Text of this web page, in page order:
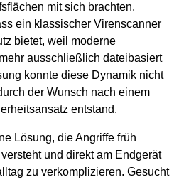
mit sich brachten.
ein klassischer Virenscanner
bietet, weil moderne
ausschließlich dateibasiert
konnte diese Dynamik nicht
der Wunsch nach einem
entstand.
Lösung, die Angriffe früh
und direkt am Endgerät
zu verkomplizieren. Gesucht